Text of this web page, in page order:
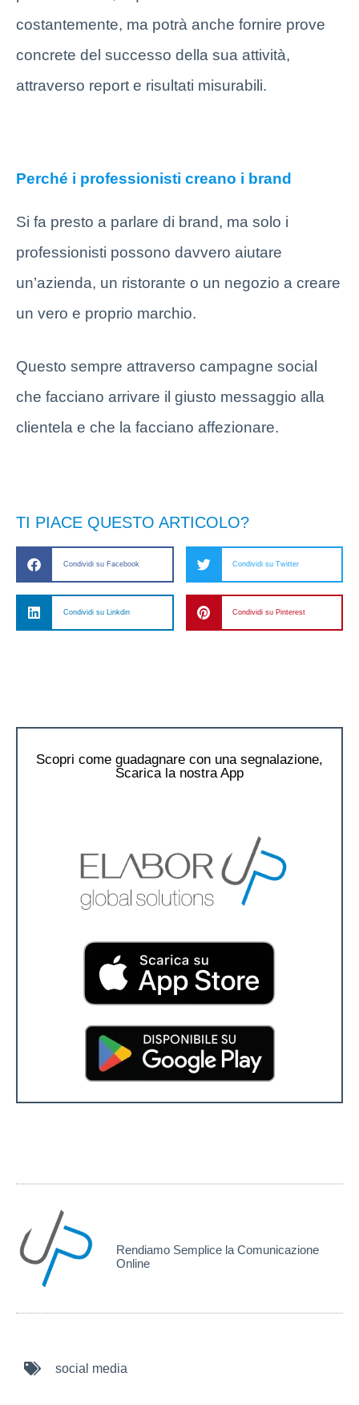
costantemente, ma potrà anche fornire prove
concrete del successo della sua attività,
attraverso report e risultati misurabili.
Perché i professionisti creano i brand
Si fa presto a parlare di brand, ma solo i
professionisti possono davvero aiutare
un’azienda, un ristorante o un negozio a creare
un vero e proprio marchio.
Questo sempre attraverso campagne social
che facciano arrivare il giusto messaggio alla
clientela e che la facciano affezionare.
TI PIACE QUESTO ARTICOLO?
Condividi su Facebook Condividi su Twitter
Condividi su Linkdin Condividi su Pinterest
Scopri come guadagnare con una segnalazione,
Scarica la nostra App
Rendiamo Semplice la Comunicazione
Online
social media